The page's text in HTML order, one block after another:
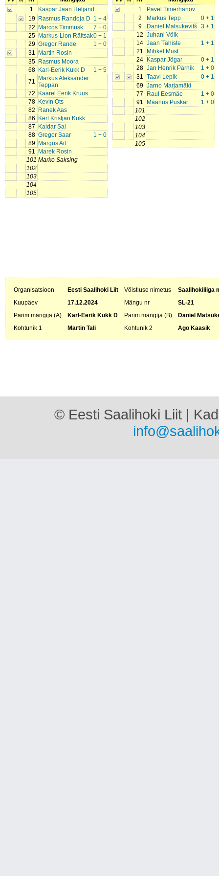
1
Kaspar Jaan Heljand
19
1 + 4
Rasmus Randoja D
22
7 + 0
Marcos Timmusk
25
0 + 1
Markus-Lion Räitsak
29
1 + 0
Gregor Rande
31
Martin Rosin
35
Rasmus Moora
68
1 + 5
Karl-Eerik Kukk D
71
Markus Aleksander
Teppan
72
Kaarel Eerik Kruus
78
Kevin Ots
82
Ranek Aas
86
Kert Kristjan Kukk
87
Kaidar Sai
88
1 + 0
Gregor Saar
89
Margus Ait
91
Marek Rosin
101 Marko Saksing
102
103
104
105
1
Pavel Timerhanov
2
0 + 1
Markus Tepp
9
3 + 1
Daniel Matsukevitš
12 Juhani Võik
14
1 + 1
Jaan Tähiste
21
Mihkel Must
24
0 + 1
Kaspar Jõgar
28
1 + 0
Jan Henrik Pärnik
31
0 + 1
Taavi Lepik
69 Jarno Marjamäki
77
1 + 0
Raul Eesmäe
91
1 + 0
Maanus Puskar
101
102
103
104
105
Organisatsioon Eesti Saalihoki Liit Võistluse nimetus
Saalihokiliiga
Kuupäev
17.12.2024 Mängu nr
SL-21
Parim mängija (A)
Karl-Eerik Kukk D Parim mängija (B)
Daniel
Kohtunik 1
Martin Tali Kohtunik 2 Ago Kaasik
© Eesti Saalihoki Liit |